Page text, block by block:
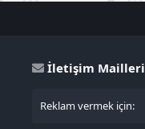
İletişim Mailleri
Reklam vermek için: